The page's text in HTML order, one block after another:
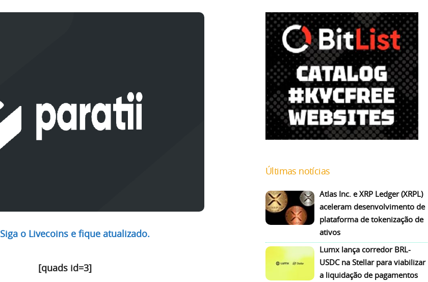
Siga o Livecoins e fique atualizado.
[quads id=3]
Últimas notícias
Atlas Inc. e XRP Ledger (XRPL)
aceleram desenvolvimento de
plataforma de tokenização de
ativos
Lumx lança corredor BRL-
USDC na Stellar para viabilizar
a liquidação de pagamentos